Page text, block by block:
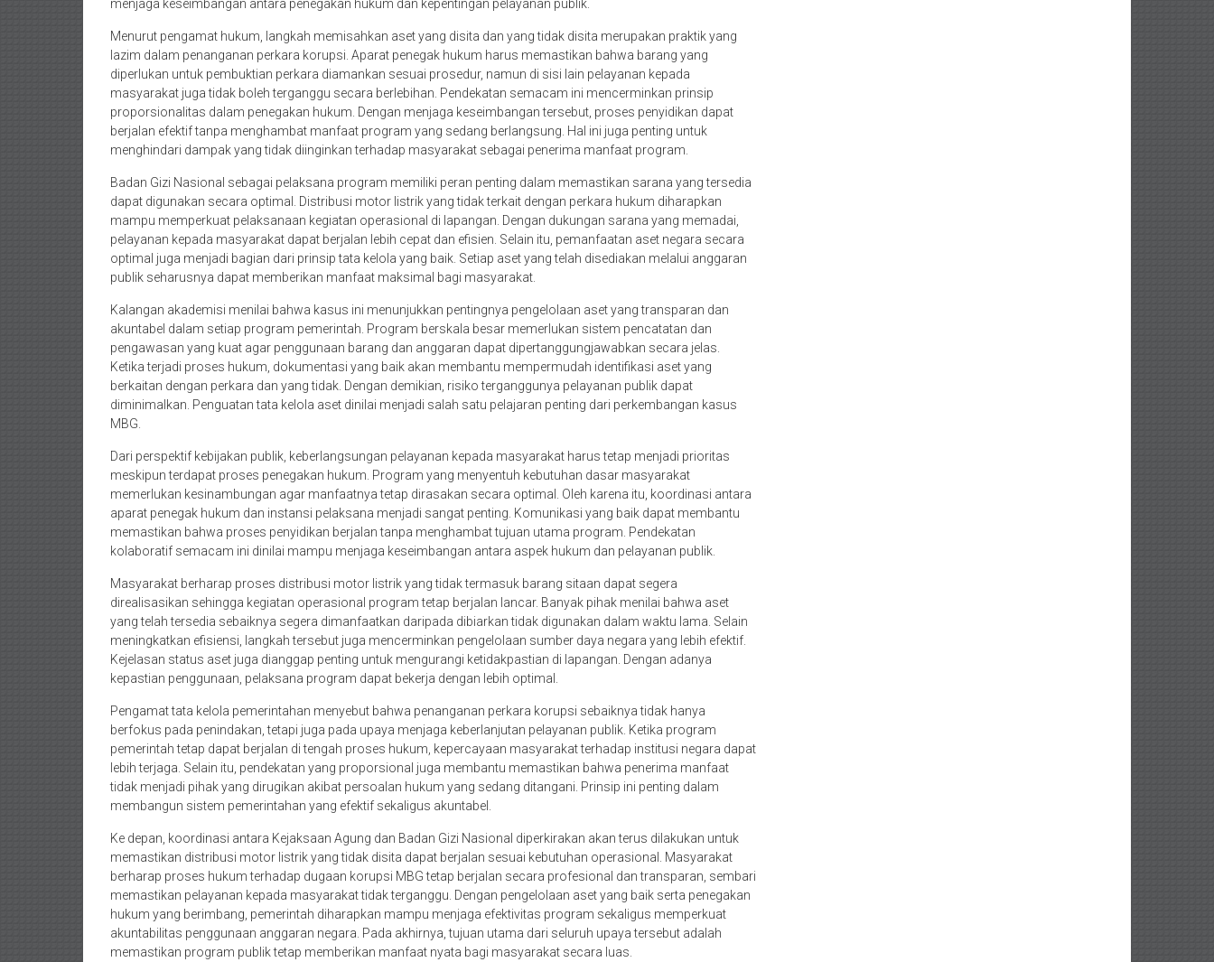
menjaga keseimbangan antara penegakan hukum dan kepentingan pelayanan publik.
Menurut pengamat hukum, langkah memisahkan aset yang disita dan yang tidak disita merupakan praktik yang
lazim dalam penanganan perkara korupsi. Aparat penegak hukum harus memastikan bahwa barang yang
diperlukan untuk pembuktian perkara diamankan sesuai prosedur, namun di sisi lain pelayanan kepada
masyarakat juga tidak boleh terganggu secara berlebihan. Pendekatan semacam ini mencerminkan prinsip
proporsionalitas dalam penegakan hukum. Dengan menjaga keseimbangan tersebut, proses penyidikan dapat
berjalan efektif tanpa menghambat manfaat program yang sedang berlangsung. Hal ini juga penting untuk
menghindari dampak yang tidak diinginkan terhadap masyarakat sebagai penerima manfaat program.
Badan Gizi Nasional sebagai pelaksana program memiliki peran penting dalam memastikan sarana yang tersedia
dapat digunakan secara optimal. Distribusi motor listrik yang tidak terkait dengan perkara hukum diharapkan
mampu memperkuat pelaksanaan kegiatan operasional di lapangan. Dengan dukungan sarana yang memadai,
pelayanan kepada masyarakat dapat berjalan lebih cepat dan efisien. Selain itu, pemanfaatan aset negara secara
optimal juga menjadi bagian dari prinsip tata kelola yang baik. Setiap aset yang telah disediakan melalui anggaran
publik seharusnya dapat memberikan manfaat maksimal bagi masyarakat.
Kalangan akademisi menilai bahwa kasus ini menunjukkan pentingnya pengelolaan aset yang transparan dan
akuntabel dalam setiap program pemerintah. Program berskala besar memerlukan sistem pencatatan dan
pengawasan yang kuat agar penggunaan barang dan anggaran dapat dipertanggungjawabkan secara jelas.
Ketika terjadi proses hukum, dokumentasi yang baik akan membantu mempermudah identifikasi aset yang
berkaitan dengan perkara dan yang tidak. Dengan demikian, risiko terganggunya pelayanan publik dapat
diminimalkan. Penguatan tata kelola aset dinilai menjadi salah satu pelajaran penting dari perkembangan kasus
MBG.
Dari perspektif kebijakan publik, keberlangsungan pelayanan kepada masyarakat harus tetap menjadi prioritas
meskipun terdapat proses penegakan hukum. Program yang menyentuh kebutuhan dasar masyarakat
memerlukan kesinambungan agar manfaatnya tetap dirasakan secara optimal. Oleh karena itu, koordinasi antara
aparat penegak hukum dan instansi pelaksana menjadi sangat penting. Komunikasi yang baik dapat membantu
memastikan bahwa proses penyidikan berjalan tanpa menghambat tujuan utama program. Pendekatan
kolaboratif semacam ini dinilai mampu menjaga keseimbangan antara aspek hukum dan pelayanan publik.
Masyarakat berharap proses distribusi motor listrik yang tidak termasuk barang sitaan dapat segera
direalisasikan sehingga kegiatan operasional program tetap berjalan lancar. Banyak pihak menilai bahwa aset
yang telah tersedia sebaiknya segera dimanfaatkan daripada dibiarkan tidak digunakan dalam waktu lama. Selain
meningkatkan efisiensi, langkah tersebut juga mencerminkan pengelolaan sumber daya negara yang lebih efektif.
Kejelasan status aset juga dianggap penting untuk mengurangi ketidakpastian di lapangan. Dengan adanya
kepastian penggunaan, pelaksana program dapat bekerja dengan lebih optimal.
Pengamat tata kelola pemerintahan menyebut bahwa penanganan perkara korupsi sebaiknya tidak hanya
berfokus pada penindakan, tetapi juga pada upaya menjaga keberlanjutan pelayanan publik. Ketika program
pemerintah tetap dapat berjalan di tengah proses hukum, kepercayaan masyarakat terhadap institusi negara dapat
lebih terjaga. Selain itu, pendekatan yang proporsional juga membantu memastikan bahwa penerima manfaat
tidak menjadi pihak yang dirugikan akibat persoalan hukum yang sedang ditangani. Prinsip ini penting dalam
membangun sistem pemerintahan yang efektif sekaligus akuntabel.
Ke depan, koordinasi antara Kejaksaan Agung dan Badan Gizi Nasional diperkirakan akan terus dilakukan untuk
memastikan distribusi motor listrik yang tidak disita dapat berjalan sesuai kebutuhan operasional. Masyarakat
berharap proses hukum terhadap dugaan korupsi MBG tetap berjalan secara profesional dan transparan, sembari
memastikan pelayanan kepada masyarakat tidak terganggu. Dengan pengelolaan aset yang baik serta penegakan
hukum yang berimbang, pemerintah diharapkan mampu menjaga efektivitas program sekaligus memperkuat
akuntabilitas penggunaan anggaran negara. Pada akhirnya, tujuan utama dari seluruh upaya tersebut adalah
memastikan program publik tetap memberikan manfaat nyata bagi masyarakat secara luas.